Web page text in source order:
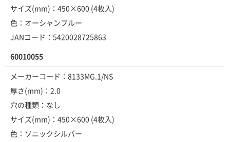
サイズ(mm)：450×600 (4枚入)
色：オーシャンブルー
JANコード：5420028725863
60010055
メーカーコード：8133MG.1/NS
厚さ(mm)：2.0
穴の種類：なし
サイズ(mm)：450×600 (4枚入)
色：ソニックシルバー